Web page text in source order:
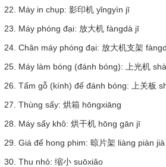
22. Máy in chụp: 影印机 yǐngyìn jī
23. Máy phóng đại: 放大机 fàngdà jī
24. Chân máy phóng đại: 放大机支架
25. Máy làm bóng (đánh bóng): 上光机
26. Tấm gỗ (kính) để đánh bóng: 上关板
27. Thùng sấy: 烘箱 hōngxiāng
28. Máy sấy khô: 烘干机 hōng gān jī
29. Giá để hong phim: 晾片架 liàng piàn jià
30. Thu nhỏ: 缩小 suōxiǎo